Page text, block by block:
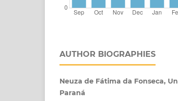
AUTHOR BIOGRAPHIES
Neuza de Fátima da Fonseca,
Paraná